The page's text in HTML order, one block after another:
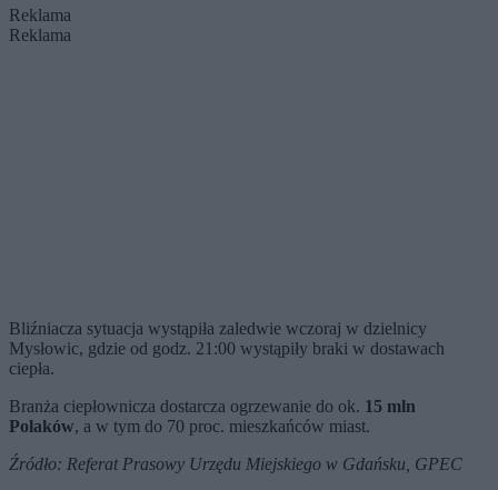
Reklama
Reklama
Bliźniacza sytuacja wystąpiła zaledwie wczoraj w dzielnicy
Mysłowic, gdzie od godz. 21:00 wystąpiły braki w dostawach
ciepła.
Branża ciepłownicza dostarcza ogrzewanie do ok. 15 mln
Polaków, a w tym do 70 proc. mieszkańców miast.
Źródło: Referat Prasowy Urzędu Miejskiego w Gdańsku, GPEC